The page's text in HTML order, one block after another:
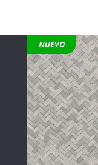
NUEVO